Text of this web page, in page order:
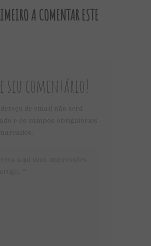
A COMENTAR ESTE
seu comentário!
de email não será
e os campos obrigatórios